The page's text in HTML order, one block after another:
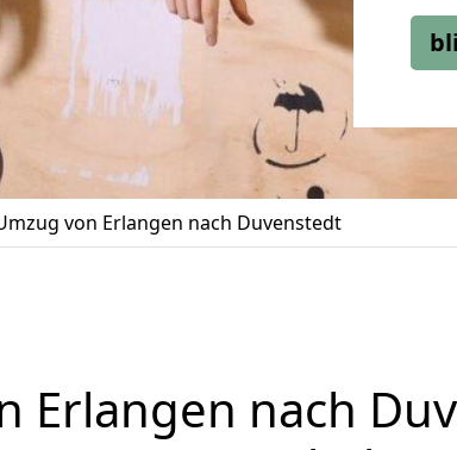
von Erlangen nach Duvenstedt
Erlangen nach